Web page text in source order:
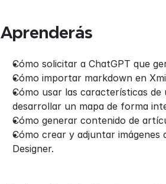
Aprenderás
Cómo solicitar a ChatGPT que
Cómo importar markdown en
Cómo usar las características de
desarrollar un mapa de forma
Cómo generar contenido de
Cómo crear y adjuntar
Designer.